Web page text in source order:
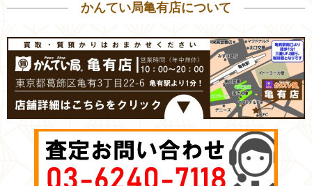
かんてい局亀有店について